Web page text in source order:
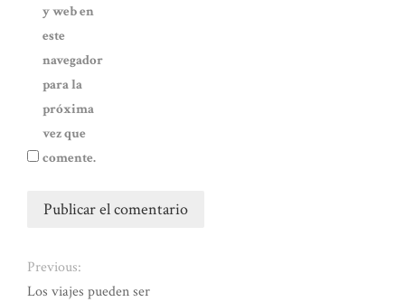
y web en
este
navegador
para la
próxima
vez que
comente.
Previous:
Los viajes pueden ser